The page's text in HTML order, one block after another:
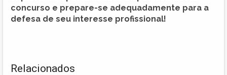
concurso e prepare-se adequadamente para a
defesa de seu interesse profissional!
Relacionados